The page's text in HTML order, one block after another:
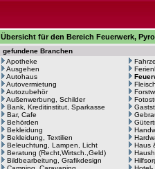
Übersicht für den Bereich Feuerwerk,
gefundene Branchen
Apotheke
Ausgehen
Autohaus
Autovermietung
Autozubehör
Außenwerbung, Schilder
Bank, Kreditinstitut, Sparkasse
Bar, Cafe
Behörden
Bekleidung
Bekleidung, Textilien
Beleuchtung, Lampen, Licht
Beratung (Recht,Wirtsch.,Geld)
Bildbearbeitung, Grafikdesign
Haus